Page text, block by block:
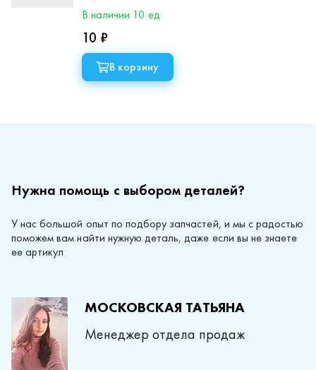
В наличии 10 ед
10 ₽
В корзину
Нужна помощь с выбором деталей?
У нас большой опыт по подбору запчастей, и мы с радостью
поможем вам найти нужную деталь, даже если вы не знаете
ее артикул
МОСКОВСКАЯ ТАТЬЯНА
Менеджер отдела продаж